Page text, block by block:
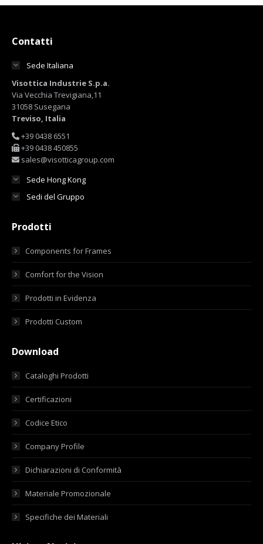
Contatti
Sede Italiana
Visottica Industrie S.p.a.
Via Vecchia Trevigiana,11
31058 Susegana
Treviso, Italia
+39 0438 6551
+39 0438 450855
sales@visotticagroup.com
Sede Hong Kong
Sedi del Gruppo
Prodotti
Components for Frames
Comfort for the Vision
Prodotti in Evidenza
Prodotti Custom
Download
Cataloghi Prodotti
Certificazioni
Codice Etico
Company Profile
Dichiarazioni di Conformità
Materiale Promozionale
Specifiche dei Materiali